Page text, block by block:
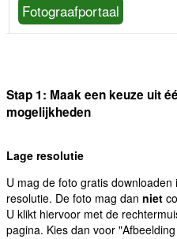
Fotograafportaal
Stap 1: Maak een keuze uit
mogelijkheden
Lage resolutie
U mag de foto gratis
resolutie. De foto mag dan niet
U klikt hiervoor met de
pagina. Kies dan voor